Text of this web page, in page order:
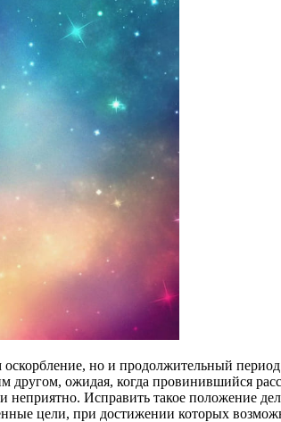
но и продолжительный
ожидая, когда провинившийся
неприятно. Исправить такое положение
цели, при достижении которых